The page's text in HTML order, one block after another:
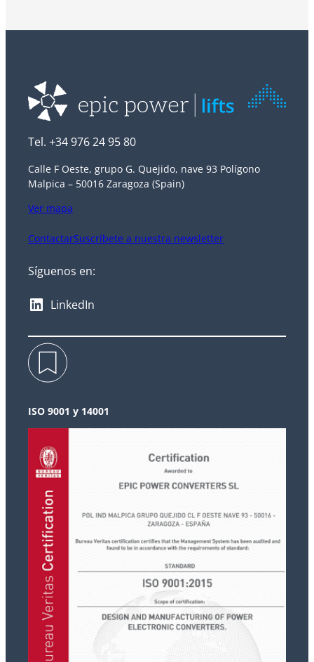
Tel. +34 976 24 95 80
Calle F Oeste, grupo G. Quejido, nave 93 Polígono
Malpica – 50016 Zaragoza (Spain)
Ver mapa
ContactarSuscríbete a nuestra newsletter
Síguenos en:
LinkedIn
ISO 9001 y 14001